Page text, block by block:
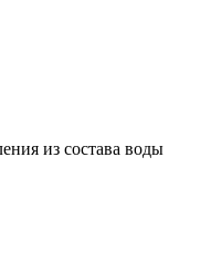
из состава воды